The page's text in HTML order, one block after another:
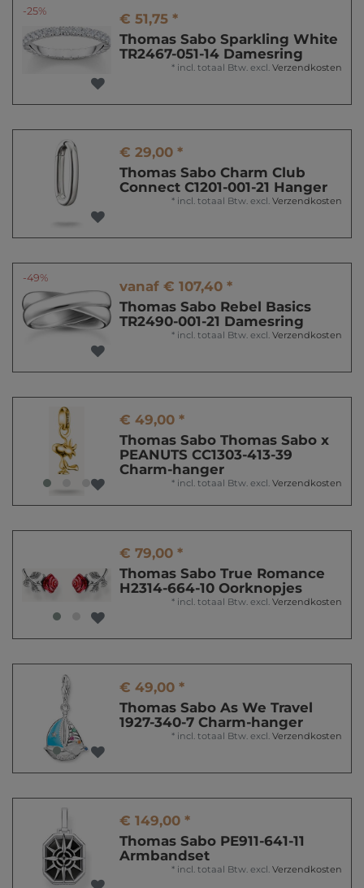
-25%
€ 51,75 *
Thomas Sabo Sparkling White
TR2467-051-14 Damesring
* incl. totaal Btw. excl. Verzendkosten
€ 29,00 *
Thomas Sabo Charm Club
Connect C1201-001-21 Hanger
* incl. totaal Btw. excl. Verzendkosten
-49%
vanaf € 107,40 *
Thomas Sabo Rebel Basics
TR2490-001-21 Damesring
* incl. totaal Btw. excl. Verzendkosten
€ 49,00 *
Thomas Sabo Thomas Sabo x
PEANUTS CC1303-413-39
Charm-hanger
* incl. totaal Btw. excl. Verzendkosten
€ 79,00 *
Thomas Sabo True Romance
H2314-664-10 Oorknopjes
* incl. totaal Btw. excl. Verzendkosten
€ 49,00 *
Thomas Sabo As We Travel
1927-340-7 Charm-hanger
* incl. totaal Btw. excl. Verzendkosten
€ 149,00 *
Thomas Sabo PE911-641-11
Armbandset
* incl. totaal Btw. excl. Verzendkosten